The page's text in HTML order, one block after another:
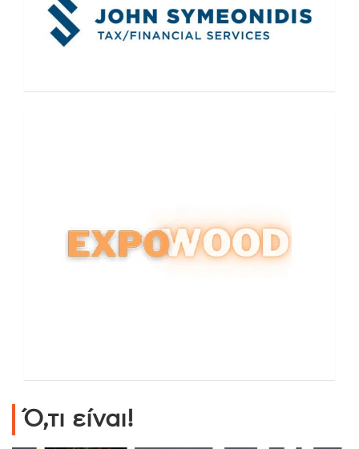
Ό,τι είναι!